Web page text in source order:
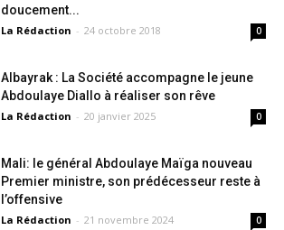
doucement...
La Rédaction - 24 octobre 2018 0
Albayrak : La Société accompagne le jeune
Abdoulaye Diallo à réaliser son rêve
La Rédaction - 20 janvier 2025 0
Mali: le général Abdoulaye Maïga nouveau
Premier ministre, son prédécesseur reste à
l’offensive
La Rédaction - 21 novembre 2024 0